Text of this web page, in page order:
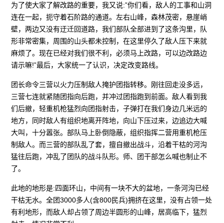
为了使大家了解改路的重要，我又说:”你们看，敌人的工事和山洞
连在一起，扼守着石阶路的通道。左右山峰，森林茂密，悬崖峭
壁，两边又没有迂迁回道路，我们部队全部进到了这条沟里，队
形非常密集，周围的山头都未控制，在这里停久了敌人压下来就
麻烦了。现在已经对我们很不利，必须马上改路，可以边改路边
请示嘛!”最后，大家统一了认识，决定改变路线。
团长命令三营以火力压制敌人掩护团指转移。刚往回走没多远，
三营七连就紧随团指向后跑，并冲过团指跑到前面。敌人看到我
们后撤，轻重机枪猛烈向团指射击，子弹打在我们身边几米远的
地方，同时敌人有组织地离开阵地，向山下压过来，边追边大喊
大叫，十分嚣张。部队马上卧倒隐蔽，组织指挥二营用重机枪压
制敌人。而三营的部队乱了套，擅自撤出战斗，沿着干枯的河沟
猛往后跑，冲乱了团队的战斗队形。师、团干部怎么喊也制止不
了。
此地的地形是:四面环山，中间有一块不大的盆地，一条河沟已经
干枯无水。全团3000多人(含800民兵)拥挤在这里，没有占领一处
有利地形，而敌人却占领了周边半圆形的山峰，居高临下，猛烈